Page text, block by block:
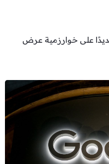
على خوارزمية عرض